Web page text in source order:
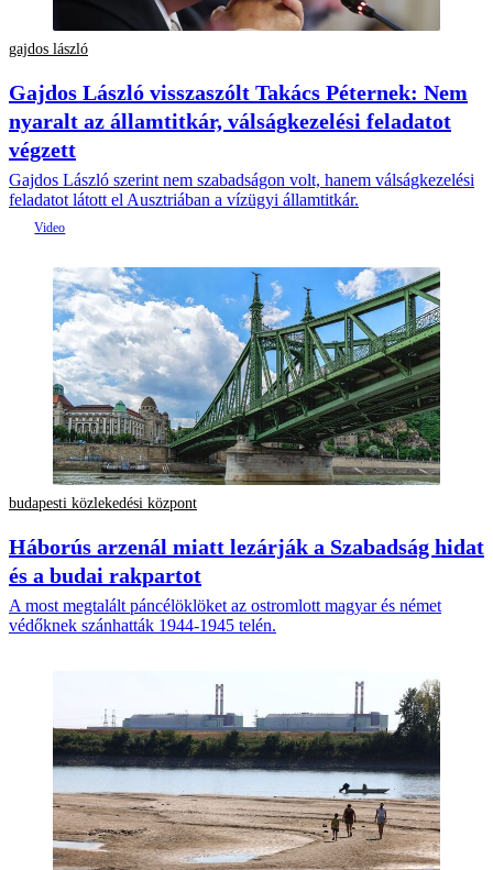
gajdos lászló
Gajdos László visszaszólt Takács Péternek: Nem
nyaralt az államtitkár, válságkezelési feladatot
végzett
Gajdos László szerint nem szabadságon volt, hanem válságkezelési
feladatot látott el Ausztriában a vízügyi államtitkár.
budapesti közlekedési központ
Háborús arzenál miatt lezárják a Szabadság hidat
és a budai rakpartot
A most megtalált páncélöklöket az ostromlott magyar és német
védőknek szánhatták 1944-1945 telén.